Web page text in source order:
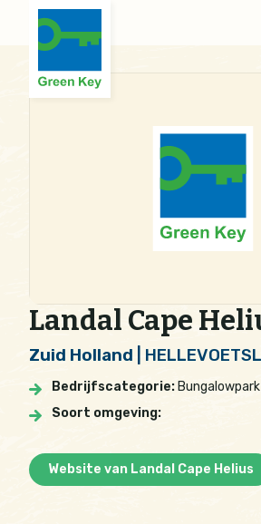
Landal Cape
Zuid Holland |
Bedrijfscategorie: Bungalowpark
Soort omgeving:
Website van Landal Cape Helius